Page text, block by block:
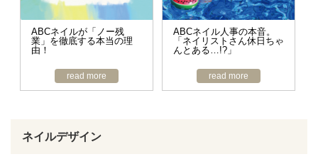
ABCネイルが「ノー残
業」を徹底する本当の理
由！
read more
ABCネイル人事の本音。
「ネイリストさん休日ちゃ
んとある…!?」
read more
ネイルデザイン